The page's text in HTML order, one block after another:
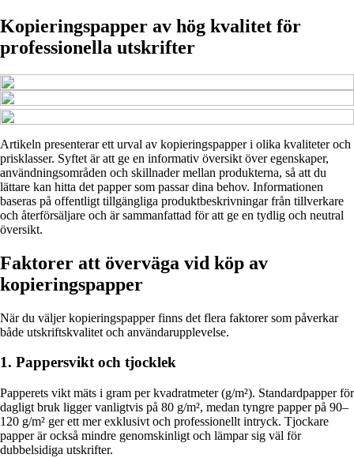
Kopieringspapper av hög kvalitet för
professionella utskrifter
Artikeln presenterar ett urval av kopieringspapper i olika kvaliteter och
prisklasser. Syftet är att ge en informativ översikt över egenskaper,
användningsområden och skillnader mellan produkterna, så att du
lättare kan hitta det papper som passar dina behov. Informationen
baseras på offentligt tillgängliga produktbeskrivningar från tillverkare
och återförsäljare och är sammanfattad för att ge en tydlig och neutral
översikt.
Faktorer att överväga vid köp av
kopieringspapper
När du väljer kopieringspapper finns det flera faktorer som påverkar
både utskriftskvalitet och användarupplevelse.
1. Pappersvikt och tjocklek
Papperets vikt mäts i gram per kvadratmeter (g/m²). Standardpapper för
dagligt bruk ligger vanligtvis på 80 g/m², medan tyngre papper på 90–
120 g/m² ger ett mer exklusivt och professionellt intryck. Tjockare
papper är också mindre genomskinligt och lämpar sig väl för
dubbelsidiga utskrifter.